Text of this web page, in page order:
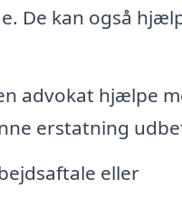
De kan også
advokat hjælpe
erstatning
eller